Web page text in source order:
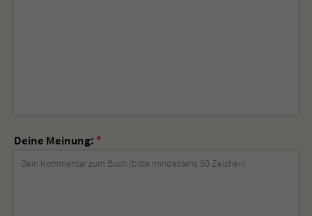
Deine Meinung: *